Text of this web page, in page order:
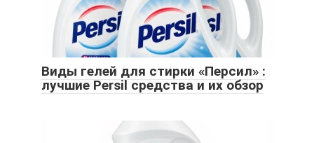
Виды гелей для стирки «Персил» :
лучшие Persil средства и их обзор